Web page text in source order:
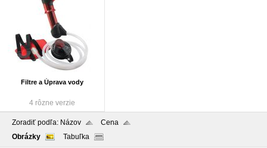
Filtre a Úprava vody
4 rôzne verzie
Zoradiť podľa: Názov
Cena
Obrázky
Tabuľka